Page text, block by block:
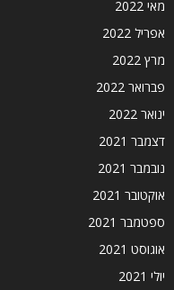
מאי 2022
אפריל 2022
מרץ 2022
פברואר 2022
ינואר 2022
דצמבר 2021
נובמבר 2021
אוקטובר 2021
ספטמבר 2021
אוגוסט 2021
יולי 2021